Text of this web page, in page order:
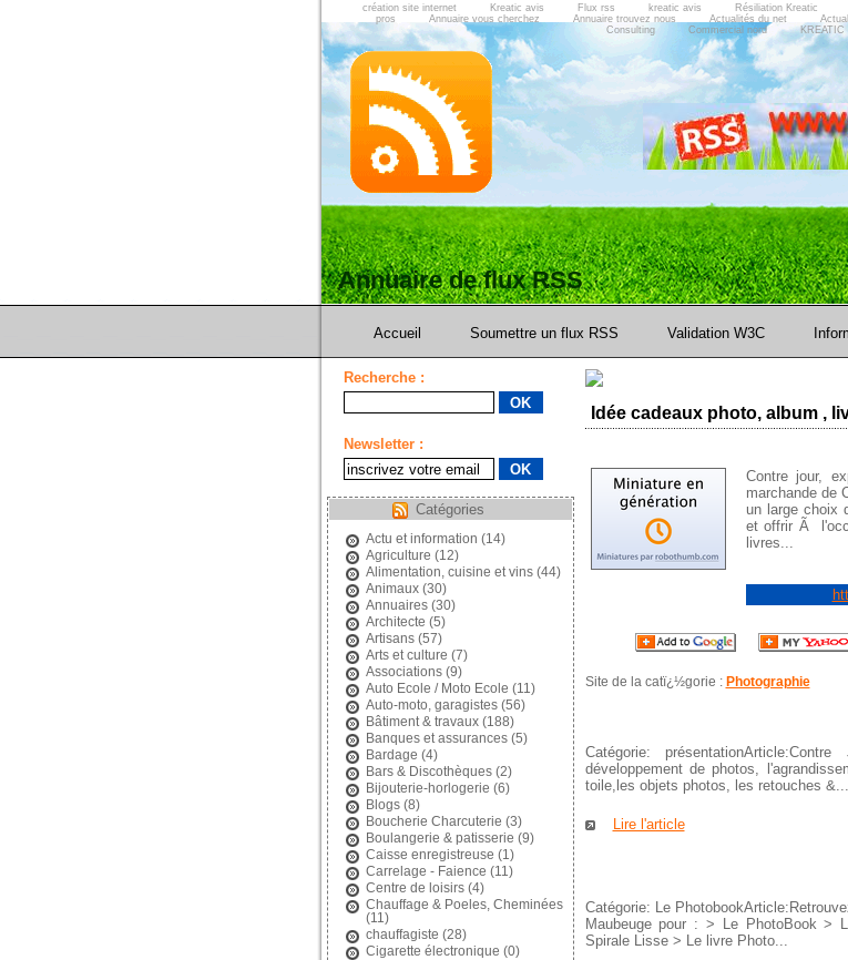
création site internet Kreatic avis Flux rss kreatic avis Résiliation Kreatic
pros
Annuaire vous cherchez Annuaire trouvez nous Actualités du net
Consulting
Commercial nord KREATIC
Annuaire de flux RSS
Accueil Soumettre un flux RSS Validation W3C
Recherche :
Newsletter :
Catégories
Actu et information (14)
Agriculture (12)
Alimentation, cuisine et vins(44)
Animaux(30)
Annuaires(30)
Architecte (5)
Artisans(57)
Arts et culture (7)
Associations(9)
Auto Ecole / Moto Ecole (11)
Auto-moto, garagistes(56)
Bâtiment & travaux(188)
Banques et assurances(5)
Bardage (4)
Bars & Discothèques(2)
Bijouterie-horlogerie (6)
Blogs(8)
Boucherie Charcuterie (3)
Boulangerie & patisserie (9)
Caisse enregistreuse (1)
Carrelage - Faience (11)
Centre de loisirs(4)
Chauffage & Poeles, Cheminées
(11)
chauffagiste (28)
Cigarette électronique (0)
Idée cadeaux photo, album ,
Contre jour,
marchande de
un large choix
et offrir Ã
livres...
Site de la catï¿½gorie : Photographie
Catégorie:
développement de photos,
toile,les objets photos, les retouches &...
Lire l'article
Catégorie: Le
Maubeuge pour : > Le PhotoBook >
Spirale Lisse > Le livre Photo...